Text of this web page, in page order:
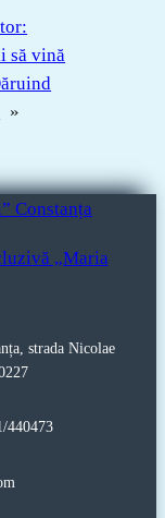
să vină
»
„Maria
strada Nicolae
440473